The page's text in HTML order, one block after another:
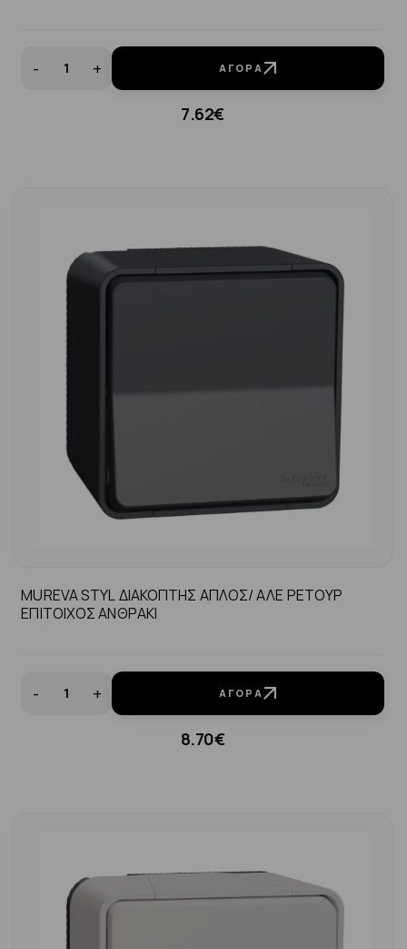
- + ΑΓΟΡΆ
7.62€
MUREVA STYL ΔΙΑΚΟΠΤΗΣ ΑΠΛΟΣ/ ΑΛΕ ΡΕΤΟΥΡ
ΕΠΙΤΟΙΧΟΣ ΑΝΘΡΑΚΙ
- + ΑΓΟΡΆ
8.70€